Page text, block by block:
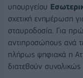
υπουργείου
σχετική ενημέρωση
σταυροδοσία. Για
αντιπροσώπους ανά
πλήρως ψηφιακά η
διατεθούν